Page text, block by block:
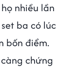
nhiều lần
ba có lúc
bốn điểm.
chứng